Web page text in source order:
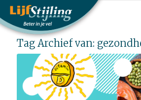
Tag Archief van: